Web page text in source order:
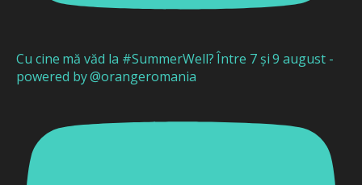
Cu cine mă văd la #SummerWell? Între 7 și 9 august -
powered by @orangeromania